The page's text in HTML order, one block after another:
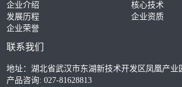
企业介绍
核心技术
发展历程
企业资质
企业荣誉
联系我们
地址：湖北省武汉市东湖新技术开发区凤凰产业
产品咨询: 027-81628813